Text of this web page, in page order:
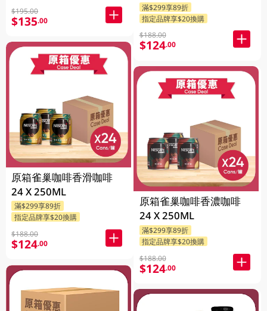
$195.00
$135.00
原箱雀巢咖啡香滑咖啡
24 X 250ML
滿$299享89折
指定品牌享$20換購
$188.00
$124.00
滿$299享89折
指定品牌享$20換購
$188.00
$124.00
原箱雀巢咖啡香濃咖啡
24 X 250ML
滿$299享89折
指定品牌享$20換購
$188.00
$124.00